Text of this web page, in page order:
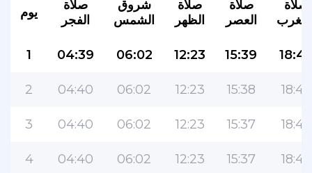
يوم
صلاة
الفجر
شروق
الشمس
صلاة
الظهر
صلاة
العصر
صلاة
1 04:39 06:02 12:23 15:39 18:43
2 04:40 06:02 12:23 15:38 18:42
3 04:40 06:02 12:23 15:37 18:42
4 04:40 06:02 12:23 15:37 18:42